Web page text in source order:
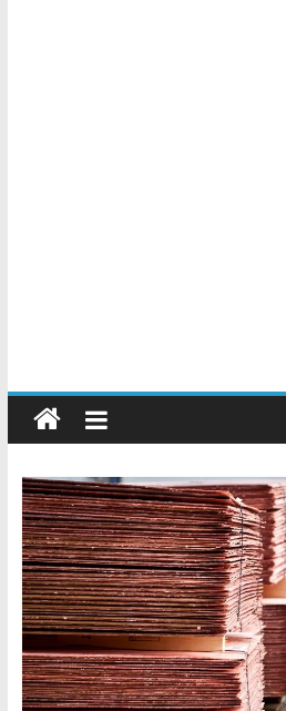
–
Precio
de
Chatarra
Directorio